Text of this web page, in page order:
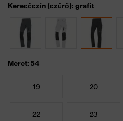
Keresőszín (szűrő): grafit
Méret: 54
19 20
22 23